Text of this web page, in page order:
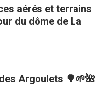
aérés et terrains
du dôme de La
Argoulets 🌳🌱🌺